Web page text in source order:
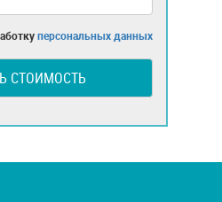
персональных данных
СТОИМОСТЬ